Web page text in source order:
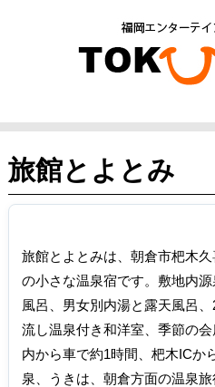
旅館とよとみ
旅館とよとみは、朝倉市杷木
の小さな温泉宿です。敷地内
風呂、男女別内湯と露天風呂
流し温泉付き和洋室、季節の
内から車で約1時間、杷木ICか
泉、うきは、朝倉方面の温泉旅